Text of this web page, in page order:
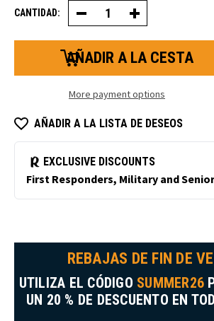
CANTIDAD: Disminuir
la
cantidad
de
Chaqueta
extrema
mujer
Aumentar
la
cantidad
Chaqueta
Extreme
mujer
More payment options
AÑADIR A LA LISTA DE DESEOS
REBAJAS DE FIN DE
UTILIZA EL CÓDIGO SUMMER26
UN 20 % DE DESCUENTO EN